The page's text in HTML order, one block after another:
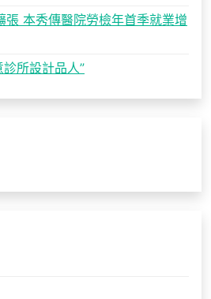
張 本秀傳醫院勞檢年首季就業增
所設計品人”